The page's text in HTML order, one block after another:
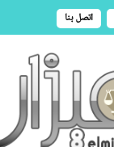
اتصل بنا